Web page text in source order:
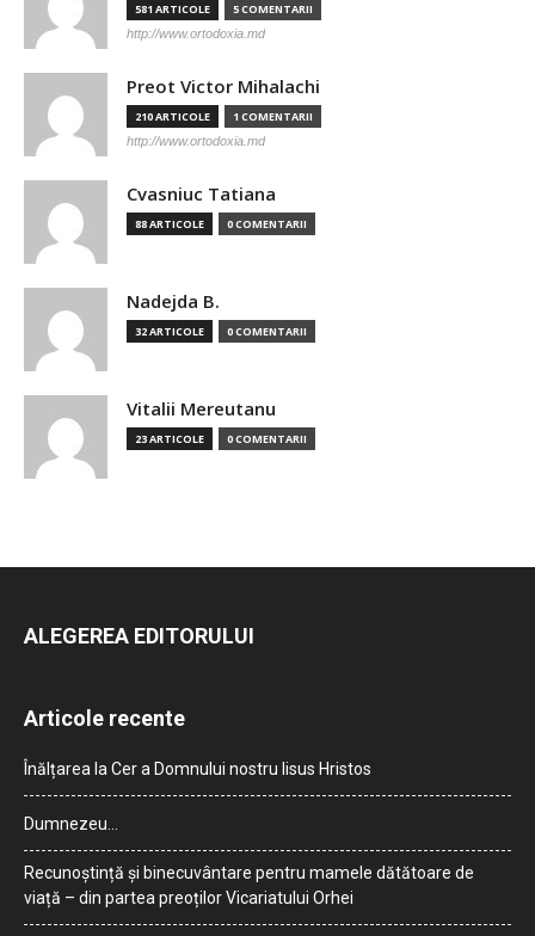
581 ARTICOLE 5 COMENTARII
http://www.ortodoxia.md
Preot Victor Mihalachi
210 ARTICOLE 1 COMENTARII
http://www.ortodoxia.md
Cvasniuc Tatiana
88 ARTICOLE 0 COMENTARII
Nadejda B.
32 ARTICOLE 0 COMENTARII
Vitalii Mereutanu
23 ARTICOLE 0 COMENTARII
ALEGEREA EDITORULUI
Articole recente
Înălțarea la Cer a Domnului nostru Iisus Hristos
Dumnezeu…
Recunoștință și binecuvântare pentru mamele dătătoare de
viață – din partea preoților Vicariatului Orhei